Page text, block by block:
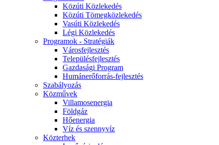
Közúti Közlekedés
Közúti Tömegközlekedés
Vasúti Közlekedés
Légi Közlekedés
Programok - Stratégiák
Városfejlesztés
Településfejlesztés
Gazdasági Program
Humánerőforrás-fejlesztés
Szabályozás
Közművek
Villamosenergia
Földgáz
Hőenergia
Víz és szennyvíz
Közterhek